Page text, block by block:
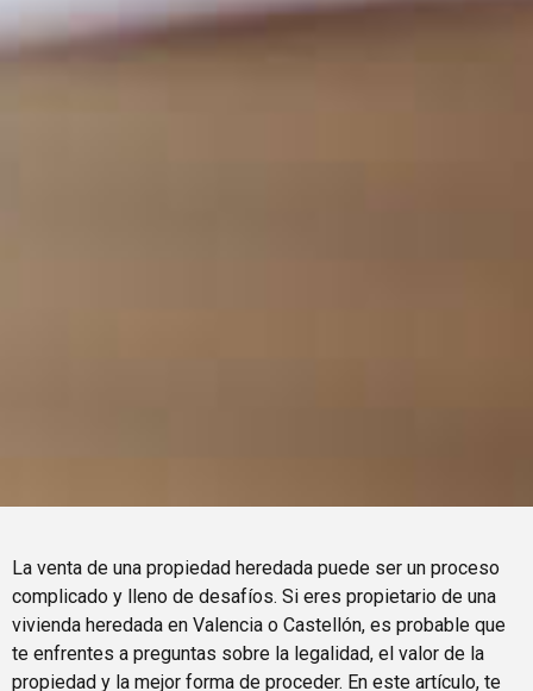
La venta de una propiedad heredada puede ser un proceso
complicado y lleno de desafíos. Si eres propietario de una
vivienda heredada en Valencia o Castellón, es probable que
te enfrentes a preguntas sobre la legalidad, el valor de la
propiedad y la mejor forma de proceder. En este artículo, te